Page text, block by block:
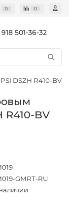
0 0
918 501-36-32
DSZH R410-BV
R410-BV
GMRT-RU